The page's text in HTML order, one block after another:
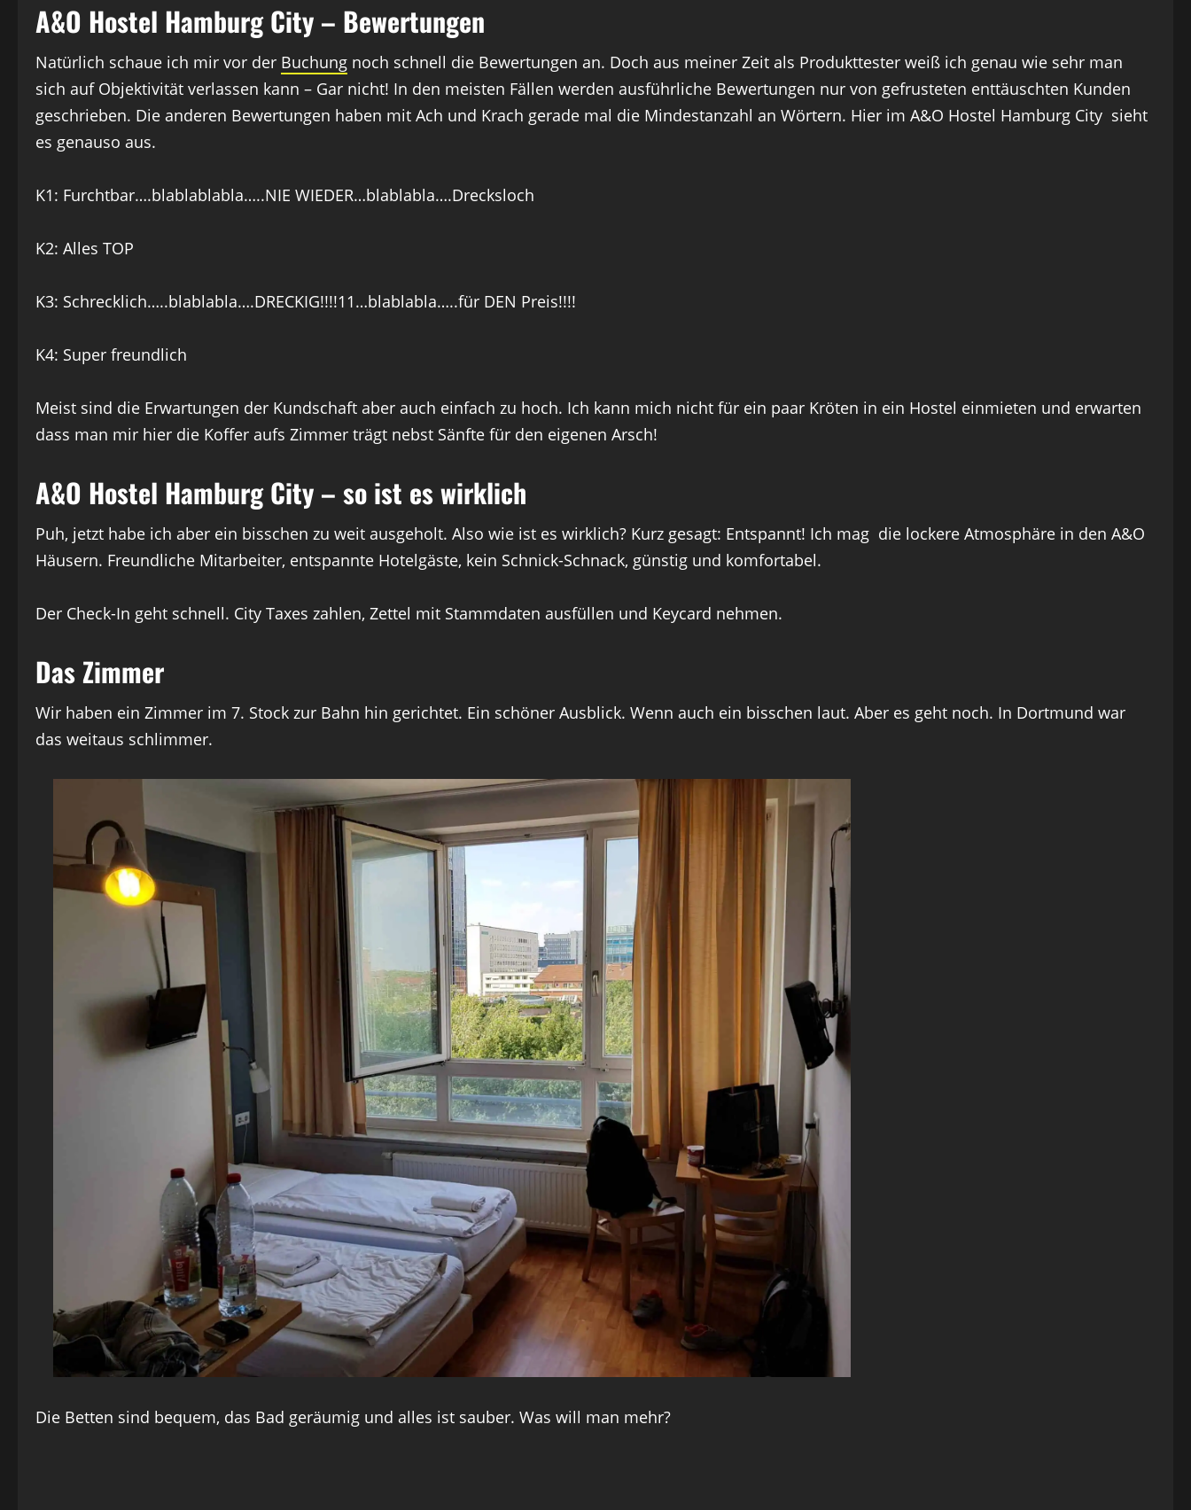
A&O Hostel Hamburg City – Bewertungen
Natürlich schaue ich mir vor der Buchung noch schnell die Bewertungen an. Doch aus meiner Zeit als Produkttester weiß ich genau wie sehr man
sich auf Objektivität verlassen kann – Gar nicht! In den meisten Fällen werden ausführliche Bewertungen nur von gefrusteten enttäuschten Kunden
geschrieben. Die anderen Bewertungen haben mit Ach und Krach gerade mal die Mindestanzahl an Wörtern. Hier im A&O Hostel Hamburg City sieht
es genauso aus.
K1: Furchtbar….blablablabla…..NIE WIEDER…blablabla….Drecksloch
K2: Alles TOP
K3: Schrecklich…..blablabla….DRECKIG!!!!11…blablabla…..für DEN Preis!!!!
K4: Super freundlich
Meist sind die Erwartungen der Kundschaft aber auch einfach zu hoch. Ich kann mich nicht für ein paar Kröten in ein Hostel einmieten und erwarten
dass man mir hier die Koffer aufs Zimmer trägt nebst Sänfte für den eigenen Arsch!
A&O Hostel Hamburg City – so ist es wirklich
Puh, jetzt habe ich aber ein bisschen zu weit ausgeholt. Also wie ist es wirklich? Kurz gesagt: Entspannt! Ich mag die lockere Atmosphäre in den A&O
Häusern. Freundliche Mitarbeiter, entspannte Hotelgäste, kein Schnick-Schnack, günstig und komfortabel.
Der Check-In geht schnell. City Taxes zahlen, Zettel mit Stammdaten ausfüllen und Keycard nehmen.
Das Zimmer
Wir haben ein Zimmer im 7. Stock zur Bahn hin gerichtet. Ein schöner Ausblick. Wenn auch ein bisschen laut. Aber es geht noch. In Dortmund war
das weitaus schlimmer.
Die Betten sind bequem, das Bad geräumig und alles ist sauber. Was will man mehr?